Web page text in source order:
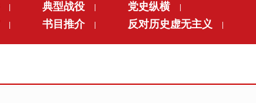
典型战役 党史纵横
书目推介 反对历史虚无主义